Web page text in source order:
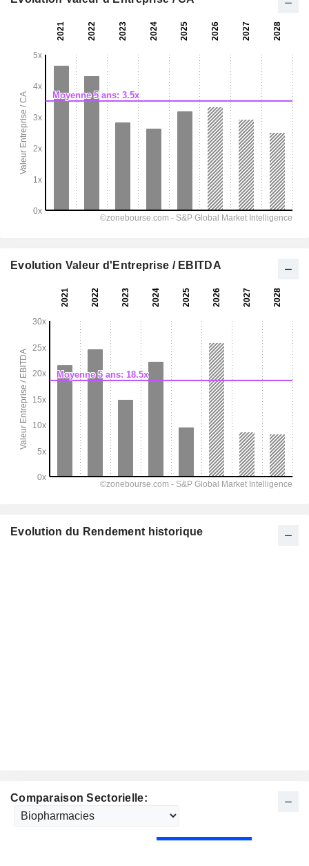
Comparaison Sectorielle:
Evolution Valeur d'Entreprise / EBITDA
Evolution du Rendement historique